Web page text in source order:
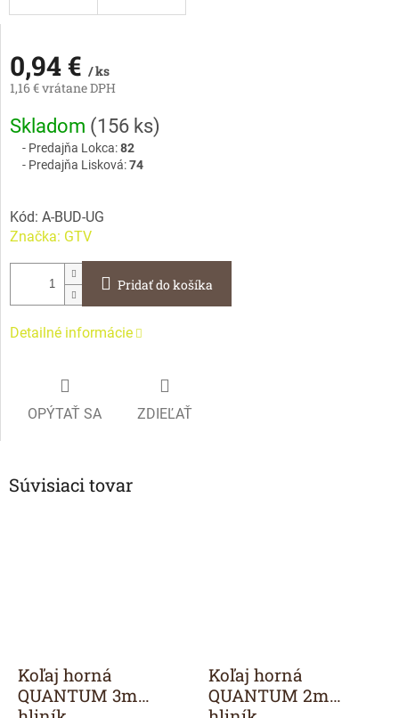
0,94 € / ks
1,16 € vrátane DPH
Jednotková
cena:
Skladom (156 ks)
Predajňa Lokca:82
Predajňa Lisková:74
Kód: A-BUD-UG
Značka: GTV
Pridať do košíka
Detailné informácie
OPÝTAŤ SA ZDIEĽAŤ
Súvisiaci tovar
Koľaj horná
QUANTUM 3m
Koľaj horná
QUANTUM 2m